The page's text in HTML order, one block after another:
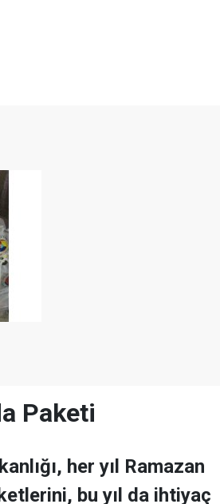
Paketi
her yıl Ramazan
bu yıl da ihtiyaç